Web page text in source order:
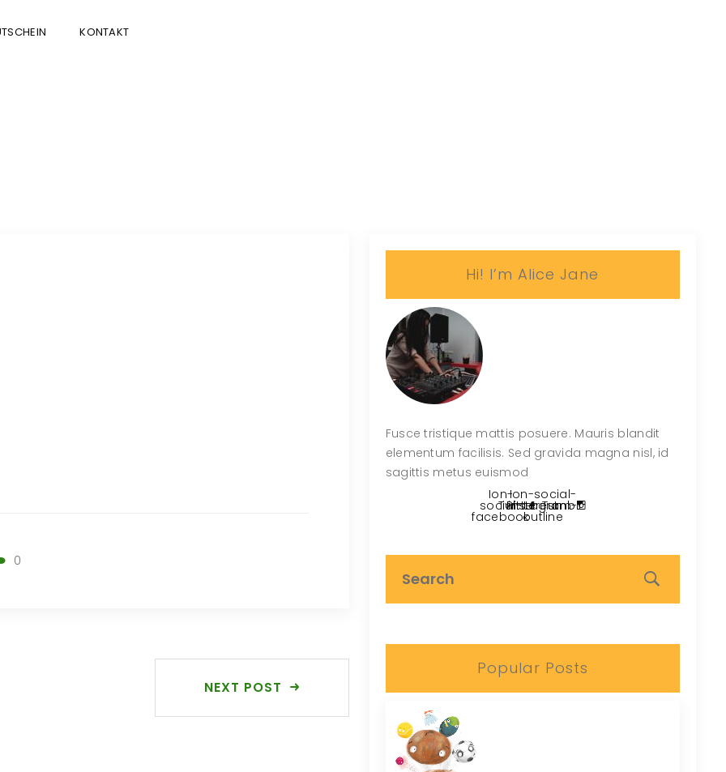
KONTAKT
0
NEXT POST
Hi! I’m Alice Jane
Fusce tristique mattis posuere. Mauris blandit
elementum facilisis. Sed gravida magna nisl, id
sagittis metus euismod
Ion-
social-
facebook
Twitter
Pinterest
Ion-social-
instagram-
outline
Tumblr
Popular Posts